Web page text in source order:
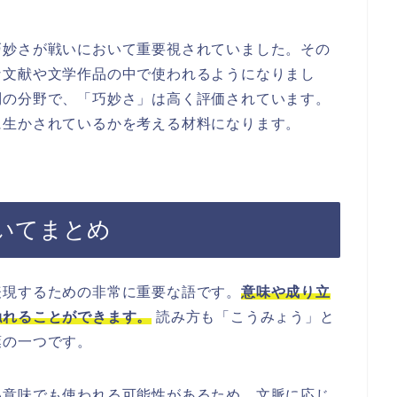
さが戦いにおいて重要視されていました。その
献や文学作品の中で使われるようになりまし
分野で、「巧妙さ」は高く評価されています。
かされているかを考える材料になります。
てまとめ
するための非常に重要な語です。 意味や成り立
ることができます。 読み方も「こうみょう」と
一つです。